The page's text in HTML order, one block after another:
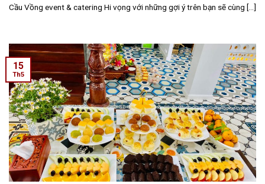
Cầu Vồng event & catering Hi vọng với những gợi ý trên bạn sẽ cùng [...]
15
Th5